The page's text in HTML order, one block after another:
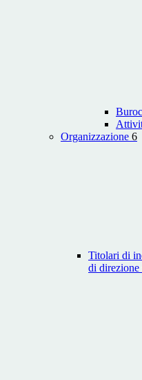
Organizzazione 6
Titolari di
di